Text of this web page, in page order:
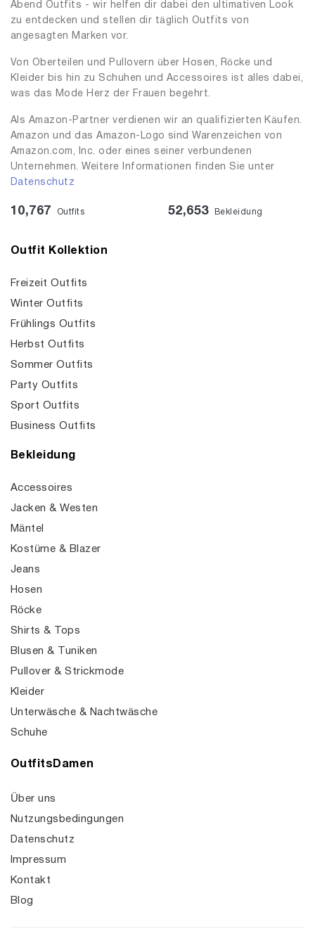
Abend Outfits - wir helfen dir dabei den ultimativen Look
zu entdecken und stellen dir täglich Outfits von
angesagten Marken vor.
Von Oberteilen und Pullovern über Hosen, Röcke und
Kleider bis hin zu Schuhen und Accessoires ist alles dabei,
was das Mode Herz der Frauen begehrt.
Als Amazon-Partner verdienen wir an qualifizierten Käufen.
Amazon und das Amazon-Logo sind Warenzeichen von
Amazon.com, Inc. oder eines seiner verbundenen
Unternehmen. Weitere Informationen finden Sie unter
Datenschutz
10,767 Outfits 52,653 Bekleidung
Outfit Kollektion
Freizeit Outfits
Winter Outfits
Frühlings Outfits
Herbst Outfits
Sommer Outfits
Party Outfits
Sport Outfits
Business Outfits
Bekleidung
Accessoires
Jacken & Westen
Mäntel
Kostüme & Blazer
Jeans
Hosen
Röcke
Shirts & Tops
Blusen & Tuniken
Pullover & Strickmode
Kleider
Unterwäsche & Nachtwäsche
Schuhe
OutfitsDamen
Über uns
Nutzungsbedingungen
Datenschutz
Impressum
Kontakt
Blog